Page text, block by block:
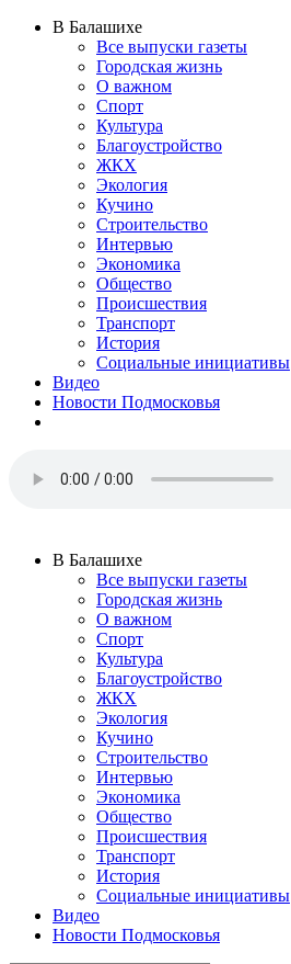
В Балашихе
Все выпуски газеты
Городская жизнь
О важном
Спорт
Культура
Благоустройство
ЖКХ
Экология
Кучино
Строительство
Интервью
Экономика
Общество
Происшествия
Транспорт
История
Социальные инициативы
Видео
Новости Подмосковья
В Балашихе
Все выпуски газеты
Городская жизнь
О важном
Спорт
Культура
Благоустройство
ЖКХ
Экология
Кучино
Строительство
Интервью
Экономика
Общество
Происшествия
Транспорт
История
Социальные инициативы
Видео
Новости Подмосковья